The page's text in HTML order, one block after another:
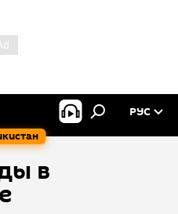
РУС
в